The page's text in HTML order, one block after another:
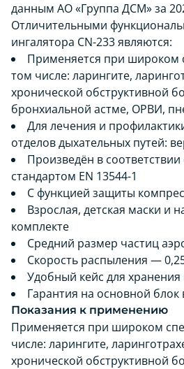
данным АО «Группа ДСМ» за
Отличительными
ингалятора CN-233 являются:
Применяется при широком
том числе: ларингите,
хронической обструктивной
бронхиальной астме, ОРВИ,
Для лечения и
отделов дыхательных путей:
Произведён в
стандартом EN 13544-1
С функцией защиты
Взрослая, детская маски и
комплекте
Средний размер частиц
Скорость распыления —
Удобный кейс для
Гарантия на основной блок
Показания к применению
Применяется при широком
числе: ларингите,
хронической обструктивной